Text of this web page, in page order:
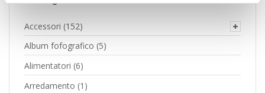
Accessori (152)
Album fofografico (5)
Alimentatori (6)
Arredamento (1)